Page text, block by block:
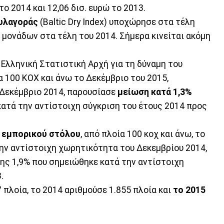
2014 και 12,06 δισ. ευρώ το 2013.
(Baltic Dry Index) υποχώρησε στα τέλη
στα τέλη του 2014. Σήμερα κινείται ακόμη
Στατιστική Αρχή για τη δύναμη του
100 ΚΟΧ και άνω το Δεκέμβριο του 2015,
2014, παρουσίασε μείωση κατά 1,3%
την αντίστοιχη σύγκριση του έτους 2014 προς
εμπορικού στόλου, από πλοία 100 κοχ και άνω, το
αντίστοιχη χωρητικότητα του Δεκεμβρίου 2014,
1,9% που σημειώθηκε κατά την αντίστοιχη
το 2014 αριθμούσε 1.855 πλοία και το 2015